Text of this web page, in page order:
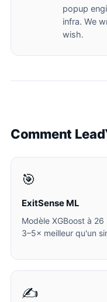
popup
infra. We
wish.
Comment
🎯
ExitSense ML
Modèle XGBoost à
3–5× meilleur qu'un
✍️